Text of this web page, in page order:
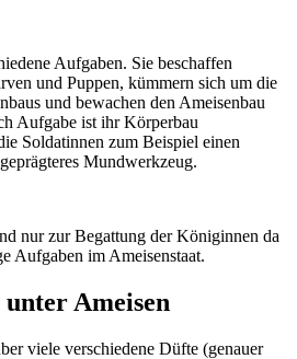
Aufgaben. Sie beschaffen
und Puppen, kümmern sich um die
und bewachen den Ameisenbau
Aufgabe ist ihr Körperbau
Soldatinnen zum Beispiel einen
Mundwerkzeug.
nur zur Begattung der Königinnen da
Aufgaben im Ameisenstaat.
Ameisen
viele verschiedene Düfte (genauer